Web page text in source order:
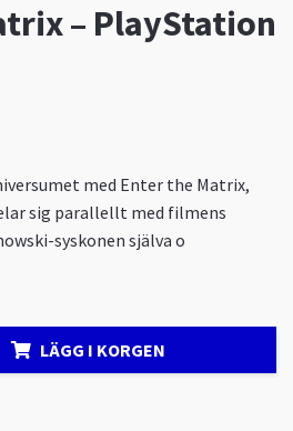
– PlayStation
med Enter the Matrix,
sig parallellt med filmens
syskonen själva o
LÄGG I KORGEN